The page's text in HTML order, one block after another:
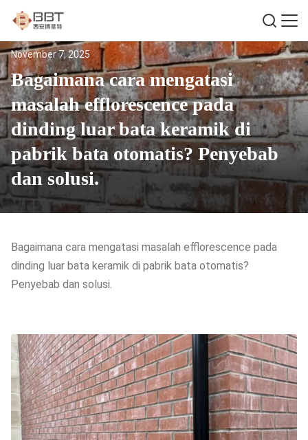
November 7, 2025
Bagaimana cara mengatasi
masalah efflorescence pada
dinding luar bata keramik di
pabrik bata otomatis? Penyebab
dan solusi.
Bagaimana cara mengatasi masalah efflorescence pada
dinding luar bata keramik di pabrik bata otomatis?
Penyebab dan solusi.